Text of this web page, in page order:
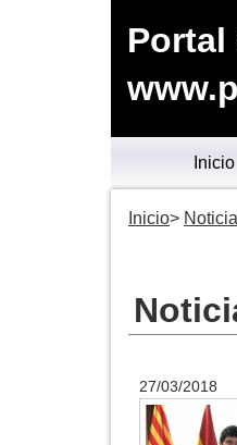
Portal
Inicio
Inicio
27/03/2018